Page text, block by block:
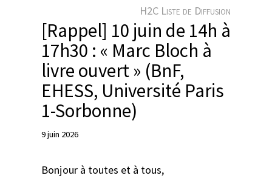
r
H2C Liste de Diffusion
[Rappel] 10 juin de 14h à
17h30 : « Marc Bloch à
livre ouvert » (BnF,
EHESS, Université Paris
1-Sorbonne)
9 juin 2026
Bonjour à toutes et à tous,